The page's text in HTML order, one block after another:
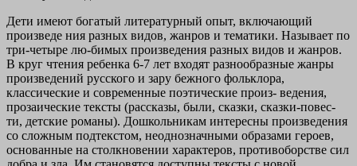
Дети имеют богатый литературный опыт, включающий
произведе ния разных видов, жанров и тематики. Называет по
три-четыре лю-бимых произведения разных видов и жанров.
В круг чтения ребенка 6-7 лет входят разнообразные жанры
произведений русского и зару бежного фольклора,
классические и современные поэтические произ- ведения,
прозаические тексты (рассказы, были, сказки, сказки-повес-
ти, детские романы). Дошкольникам интересны произведения
со сложным подтекстом, неоднозначными образами героев,
основанные на столкновении характеров, противоборстве сил